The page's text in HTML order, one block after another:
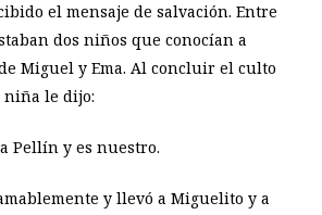
el mensaje de salvación. Entre
dos niños que conocían a
Miguel y Ema. Al concluir el culto
le dijo:
Pellín y es nuestro.
y llevó a Miguelito y a